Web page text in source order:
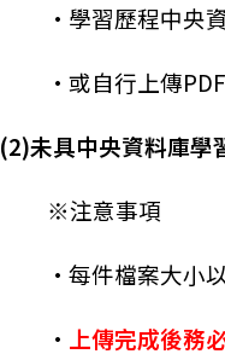
•學習歷程中央
•或自行上傳
(2)未具中央資料庫學
※注意事項
•每件檔案大小
• 上傳完成後務